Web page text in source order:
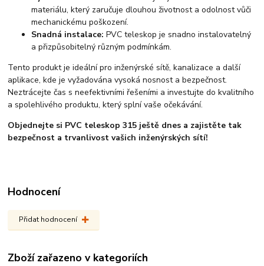
materiálu, který zaručuje dlouhou životnost a odolnost vůči
mechanickému poškození.
Snadná instalace: PVC teleskop je snadno instalovatelný
a přizpůsobitelný různým podmínkám.
Tento produkt je ideální pro inženýrské sítě, kanalizace a další
aplikace, kde je vyžadována vysoká nosnost a bezpečnost.
Neztrácejte čas s neefektivními řešeními a investujte do kvalitního
a spolehlivého produktu, který splní vaše očekávání.
Objednejte si PVC teleskop 315 ještě dnes a zajistěte tak
bezpečnost a trvanlivost vašich inženýrských sítí!
Hodnocení
Přidat hodnocení
Zboží zařazeno v kategoriích